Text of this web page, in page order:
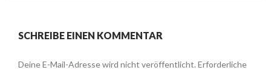
SCHREIBE EINEN KOMMENTAR
Deine E-Mail-Adresse wird nicht veröffentlicht. Erforderliche